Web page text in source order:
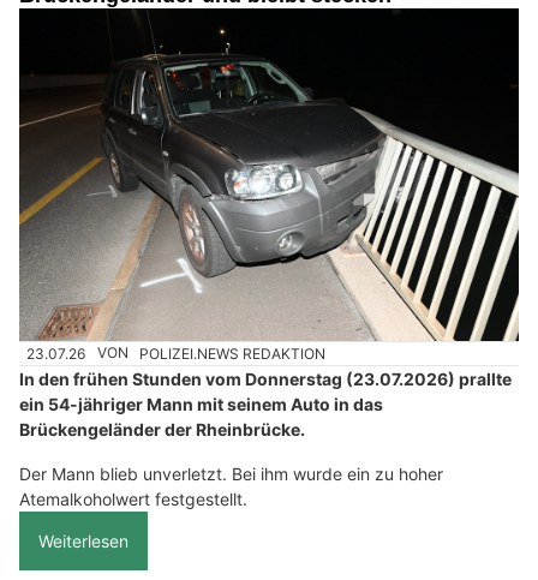
23.07.26 VON POLIZEI.NEWS REDAKTION
In den frühen Stunden vom Donnerstag (23.07.2026) prallte
ein 54-jähriger Mann mit seinem Auto in das
Brückengeländer der Rheinbrücke.
Der Mann blieb unverletzt. Bei ihm wurde ein zu hoher
Atemalkoholwert festgestellt.
Weiterlesen